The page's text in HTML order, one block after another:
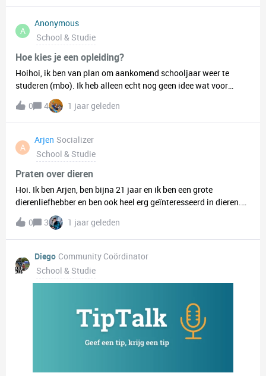
het nut heeft en veel verschil zit qua pm’er en gespecialiseerde
pm’er?
A
Anonymous
School & Studie
Hoe kies je een opleiding?
Hoihoi, ik ben van plan om aankomend schooljaar weer te
studeren (mbo). Ik heb alleen echt nog geen idee wat voor
opleiding ik wil gaan volgen. Ik heb best een breed
interessegebied wat ook niet echt meehelpt.De broepentesten
die ik invul zijn ook niet bepaald accuraat. Er komt vaak iets uit
zoals een baan in de zorg, maar ik zie mezelf niet in de zorg
werken.Wat heeft jullie geholpen met de keuze voor een
opleiding?
0 4 1 jaar geleden
A
Arjen Socializer
School & Studie
Praten over dieren
Hoi. Ik ben Arjen, ben bijna 21 jaar en ik ben een grote
dierenliefhebber en ben ook heel erg geïnteresseerd in dieren.
Als er mensen zijn die er met me willen over praten, stuur dan
vooral een bericht. Dat zou ik heel leuk vinden. Groetjes Arjen.
0 3 1 jaar geleden
Diego Community Coördinator
School & Studie